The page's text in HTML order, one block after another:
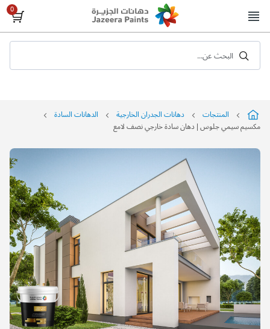
to
Content
البحث عن...
المنتجات دهانات الجدران الخارجية
الدهانات السادة
مكسيم سيمي جلوس | دهان سادة خارجي نصف لامع
التخطي